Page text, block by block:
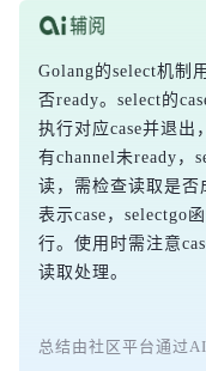
Golang的select机制
否ready。select的
执行对应case并退
有channel未ready，
读，需检查读取是否
表示case，selectgo
行。使用时需注意
读取处理。
总结由社区平台通过